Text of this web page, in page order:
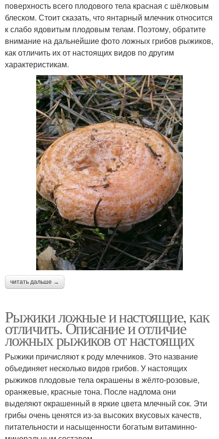
поверхность всего плодового тела красная с шёлковым
блеском. Стоит сказать, что янтарный млечник относится
к слабо ядовитым плодовым телам. Поэтому, обратите
внимание на дальнейшие фото ложных грибов рыжиков,
как отличить их от настоящих видов по другим
характеристикам.
читать дальше →
Рыжики ложные и настоящие, как
отличить. Описание и отличие
ложных рыжиков от настоящих
Рыжики причисляют к роду млечников. Это название
объединяет несколько видов грибов. У настоящих
рыжиков плодовые тела окрашены в жёлто-розовые,
оранжевые, красные тона. После надлома они
выделяют окрашенный в яркие цвета млечный сок. Эти
грибы очень ценятся из-за высоких вкусовых качеств,
питательности и насыщенности богатым витаминно-